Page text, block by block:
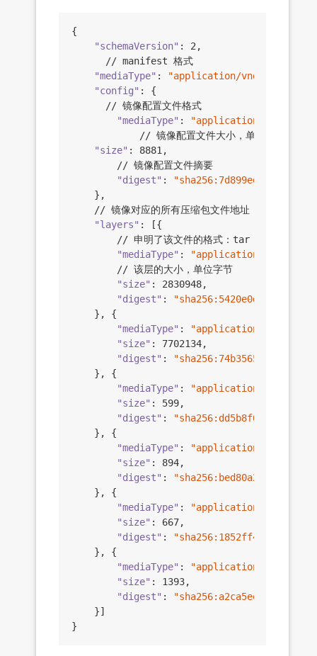
{
"schemaVersion" : 2,
"mediaType" :
"application/
"config" : {
"mediaType" :
"application/
"size" : 8881,
"digest" :
"layers" : [{
"mediaType" :
"application/
"size" : 2830948,
"digest" :
"mediaType" :
"application/
"size" : 7702134,
"digest" :
"mediaType" :
"application/
"size" : 599,
"digest" :
"mediaType" :
"application/
"size" : 894,
"digest" :
"mediaType" :
"application/
"size" : 667,
"digest" :
"mediaType" :
"application/
"size" : 1393,
"digest" :